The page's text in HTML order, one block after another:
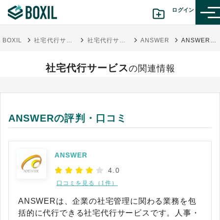
ログイン
BOXIL 社宅代行サービスおすすめ比較14選！社宅管理業務におけるメリット・デメリット 社宅代行サービス ANSWER ANSWERの評判・口コミ
社宅代行サービスの関連情報
ANSWERの評判・口コミ
ANSWER
4.0
口コミを見る（1件）
ANSWERは、企業の社宅管理に関わる業務を包
括的に代行できる社宅代行サービスです。人事・